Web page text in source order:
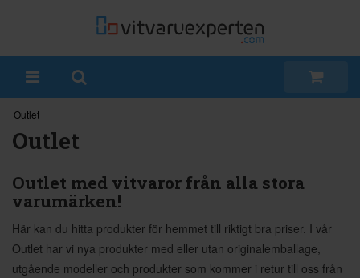
Outlet
Outlet
Outlet med vitvaror från alla stora
varumärken!
Här kan du hitta produkter för hemmet till riktigt bra priser. I vår
Outlet har vi nya produkter med eller utan originalemballage,
utgående modeller och produkter som kommer i retur till oss från